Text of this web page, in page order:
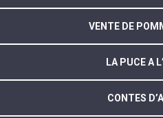
VENTE DE
LA PUCE A
CONTES